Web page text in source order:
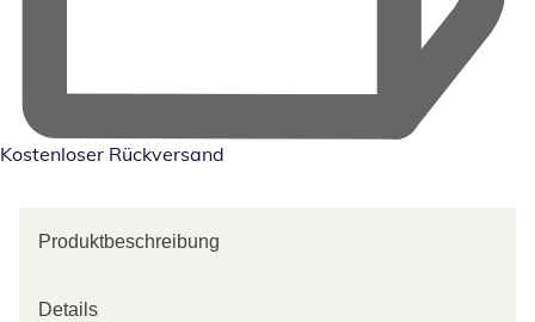
Kostenloser Rückversand
Produktbeschreibung
Details